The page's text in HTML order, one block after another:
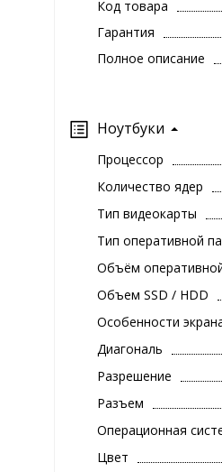
Код товара
Гарантия
Полное описание
Ноутбуки
Процессор
Количество ядер
Тип видеокарты
Тип оперативной
Объём
Объем SSD / HDD
Особенности
Диагональ
Разрешение
Разъем
Операционная
Цвет